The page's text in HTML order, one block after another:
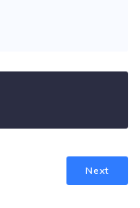
Next